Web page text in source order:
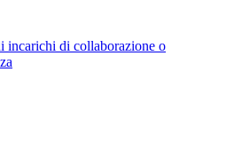
incarichi di collaborazione o